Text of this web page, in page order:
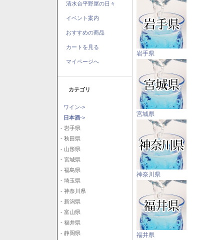
清水台平野屋の日々
イベント案内
おすすめの商品
カートを見る
マイページへ
カテゴリ
ワイン->
日本酒->
- 岩手県
- 秋田県
- 山形県
- 宮城県
- 福島県
- 埼玉県
- 神奈川県
- 新潟県
- 富山県
- 福井県
- 静岡県
岩手県
宮城県
神奈川県
福井県